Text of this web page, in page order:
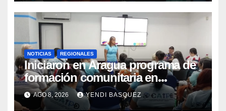
NOTICIAS REGIONALES
Iniciaron en Aragua programa de
formación comunitaria en
atención a personas con
discapacidad
AGO 8, 2026 YENDI BASQUEZ